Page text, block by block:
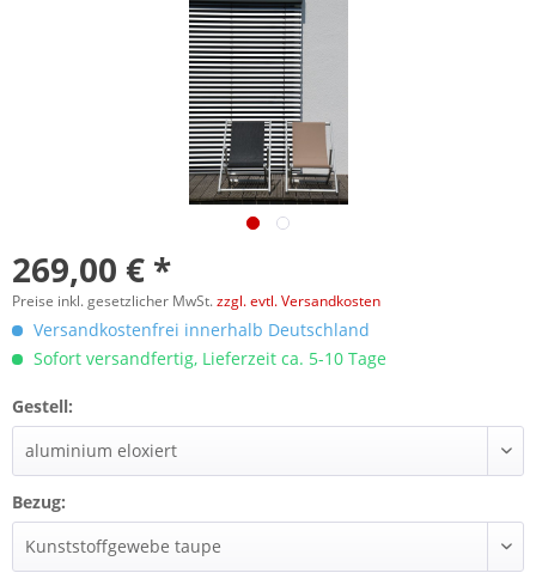
269,00 € *
Preise inkl. gesetzlicher MwSt.zzgl. evtl. Versandkosten
Versandkostenfrei innerhalb Deutschland
Sofort versandfertig, Lieferzeit ca. 5-10 Tage
Gestell:
Bezug: